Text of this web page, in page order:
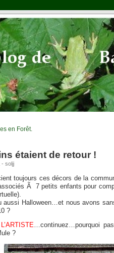
en Forêt.
étaient de retour !
- soljj
toujours ces décors de la
Ã 7 petits enfants pour
aussi Halloween…et nous avons
?
…continuez…pourquoi
?